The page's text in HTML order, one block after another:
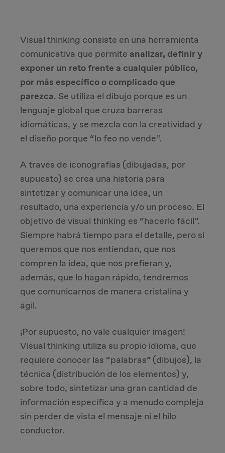
Visual thinking consiste en una herramienta
comunicativa que permite analizar, definir y
exponer un reto frente a cualquier público,
por más específico o complicado que
parezca. Se utiliza el dibujo porque es un
lenguaje global que cruza barreras
idiomáticas, y se mezcla con la creatividad y
el diseño porque “lo feo no vende”.
A través de iconografías (dibujadas, por
supuesto) se crea una historia para
sintetizar y comunicar una idea, un
resultado, una experiencia y/o un proceso. El
objetivo de visual thinking es “hacerlo fácil”.
Siempre habrá tiempo para el detalle, pero si
queremos que nos entiendan, que nos
compren la idea, que nos prefieran y,
además, que lo hagan rápido, tendremos
que comunicarnos de manera cristalina y
ágil.
¡Por supuesto, no vale cualquier imagen!
Visual thinking utiliza su propio idioma, que
requiere conocer las “palabras” (dibujos), la
técnica (distribución de los elementos) y,
sobre todo, sintetizar una gran cantidad de
información específica y a menudo compleja
sin perder de vista el mensaje ni el hilo
conductor.